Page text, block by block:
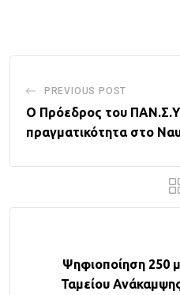
PREVIOUS POST
Ο Πρόεδρος του
πραγματικότητα στο
Ψηφιοποίηση 250
Ταμείου